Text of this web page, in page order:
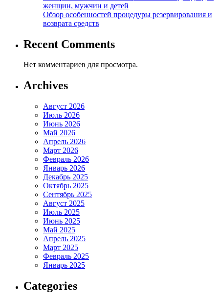
женщин, мужчин и детей
Обзор особенностей процедуры резервирования и
возврата средств
Recent Comments
Нет комментариев для просмотра.
Archives
Август 2026
Июль 2026
Июнь 2026
Май 2026
Апрель 2026
Март 2026
Февраль 2026
Январь 2026
Декабрь 2025
Октябрь 2025
Сентябрь 2025
Август 2025
Июль 2025
Июнь 2025
Май 2025
Апрель 2025
Март 2025
Февраль 2025
Январь 2025
Categories